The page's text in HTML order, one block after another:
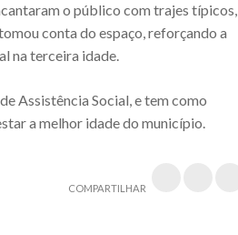
o público com trajes típicos,
conta do espaço, reforçando a
na terceira idade.
Assistência Social, e tem como
a melhor idade do município.
COMPARTILHAR